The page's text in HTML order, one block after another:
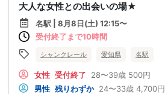
大人な女性との出会いの場★
名駅 | 8月8日(土) 12:15〜
受付終了まで10時間
シャンクレール 愛知県 名駅
女性 受付終了 28〜39歳 500円
男性 残りわずか 24〜33歳 4,700円